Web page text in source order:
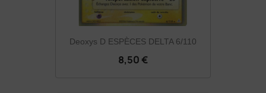
Deoxys D ESPÈCES DELTA 6/110
8,50 €